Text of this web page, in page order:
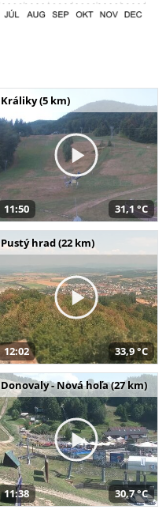
Králiky (5 km)
11:50 31,1 °C
Pustý hrad (22 km)
12:02 33,9 °C
Donovaly - Nová hoľa (27 km)
11:38 30,7 °C